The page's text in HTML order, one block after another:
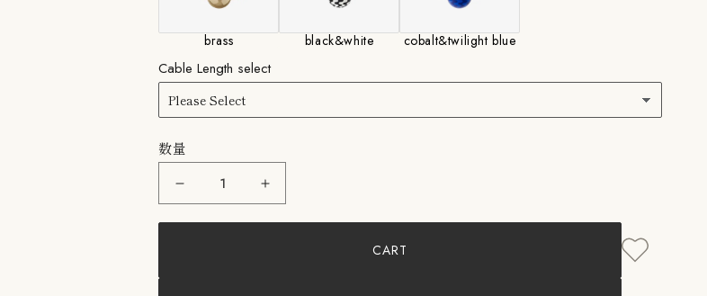
brass black&white cobalt&twilight blue
Cable Length select
数量
&amp;Tradition：
Flowerpot
VP1
&amp;Tradition：
Flowerpot
VP1
CART